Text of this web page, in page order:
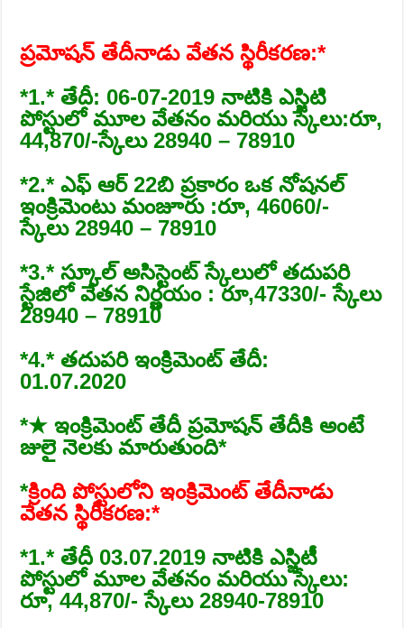
ప్రమోషన్ తేదీనాడు వేతన స్థిరీకరణ:*
*1.* తేదీ: 06-07-2019 నాటికి ఎస్జిటి
పోస్టులో మూల వేతనం మరియు స్కేలు:రూ,
44,870/-స్కేలు 28940 – 78910
*2.* ఎఫ్ ఆర్ 22బి ప్రకారం ఒక నోషనల్
ఇంక్రిమెంటు మంజూరు :రూ, 46060/-
స్కేలు 28940 – 78910
*3.* స్కూల్ అసిస్టెంట్ స్కేలులో తదుపరి
స్టేజిలో వేతన నిర్ణయం : రూ,47330/- స్కేలు
28940 – 78910
*4.* తదుపరి ఇంక్రిమెంట్ తేదీ:
01.07.2020
*★ ఇంక్రిమెంట్ తేదీ ప్రమోషన్ తేదీకి అంటే
జులై నెలకు మారుతుంది*
*క్రింది పోస్టులోని ఇంక్రిమెంట్ తేదీనాడు
వేతన స్థిరీకరణ:*
*1.* తేదీ 03.07.2019 నాటికి ఎస్జిటీ
పోస్టులో మూల వేతనం మరియు స్కేలు:
రూ, 44,870/- స్కేలు 28940-78910